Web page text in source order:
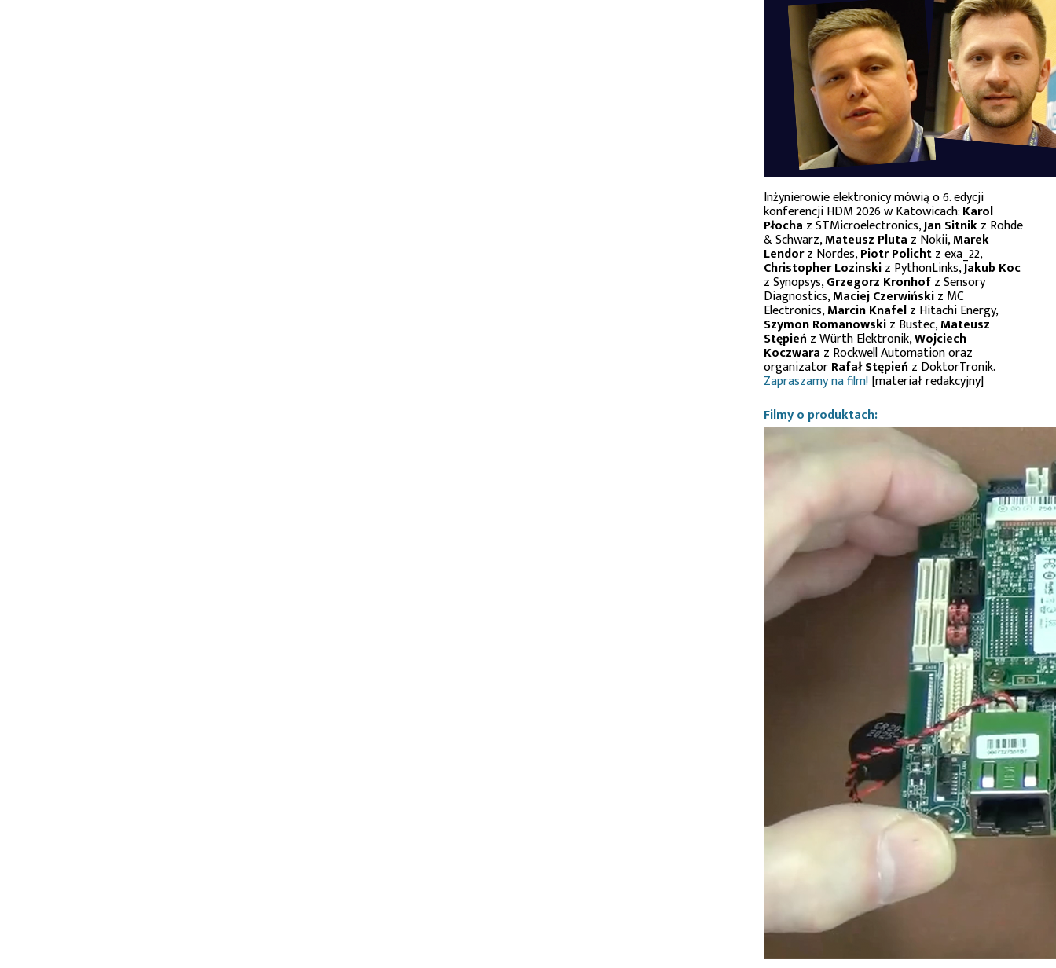
Inżynierowie elektronicy mówią o 6. edycji
konferencji HDM 2026 w Katowicach:Karol
Płocha z STMicroelectronics,Jan Sitnikz Rohde
& Schwarz,Mateusz Pluta z Nokii,Marek
Lendorz Nordes,Piotr Polichtz exa_22,
Christopher Lozinskiz PythonLinks,Jakub Koc
z Synopsys,Grzegorz Kronhofz Sensory
Diagnostics,Maciej Czerwińskiz MC
Electronics,Marcin Knafelz Hitachi Energy,
Szymon Romanowskiz Bustec,Mateusz
Stępień z Würth Elektronik,Wojciech
Koczwara z Rockwell Automation oraz
organizatorRafał Stępień z DoktorTronik.
Zapraszamy na film![materiał redakcyjny]
Filmy o produktach: